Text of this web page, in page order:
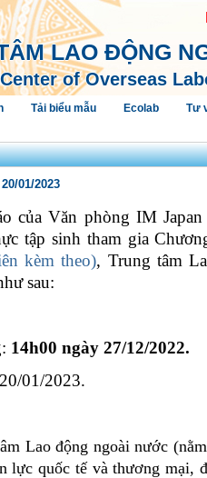
LAO ĐỘNG
Center of Overseas
Tải biểu mẫu Ecolab Tư
01/2023
của Văn phòng IM
tập sinh tham gia
kèm theo), Trung tâm
sau:
14h00 ngày27/12/2022.
20/01/2023.
Lao động ngoài nước
lực quốc tế và thương